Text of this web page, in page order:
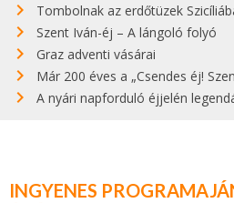
Tombolnak az erdőtüzek
Szent Iván-éj – A lángoló folyó
Graz adventi vásárai
Már 200 éves a „Csendes éj!
A nyári napforduló éjjelén legendás hegyi
INGYENES